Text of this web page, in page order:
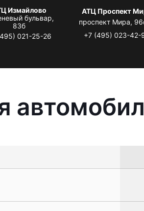
Измайлово
бульвар,
83б
021-25-26
АТЦ Проспект
проспект Мира,
+7 (495) 023-42-